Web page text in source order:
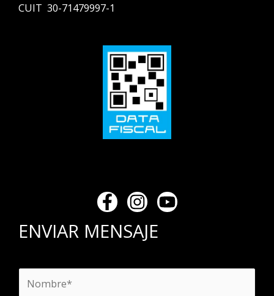
CUIT 30-71479997-1
ENVIAR MENSAJE